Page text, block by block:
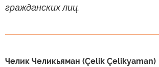
гражданских лиц.
Челик Челикьяман (Çelik Çelikyaman)